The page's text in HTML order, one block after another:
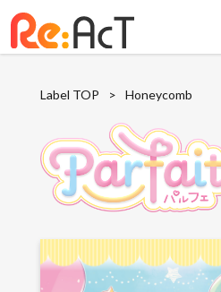
Label TOP > Honeycomb